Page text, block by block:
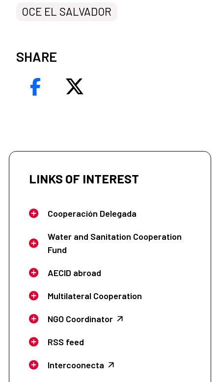
OCE EL SALVADOR
SHARE
LINKS OF INTEREST
Cooperación Delegada
Water and Sanitation Cooperation
Fund
AECID abroad
Multilateral Cooperation
NGO Coordinator
RSS feed
Intercoonecta